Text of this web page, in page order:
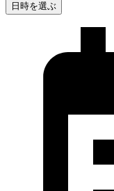
日時を選ぶ